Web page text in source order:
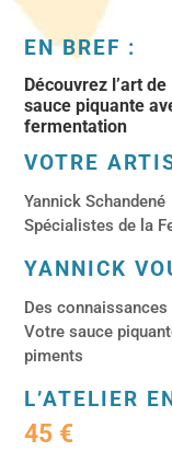
EN BREF :
Découvrez l’art
sauce piquante
fermentation
VOTRE
Yannick Schandené
Spécialistes de la
YANNICK
Des
Votre sauce
piments
L’ATELIER
45 €